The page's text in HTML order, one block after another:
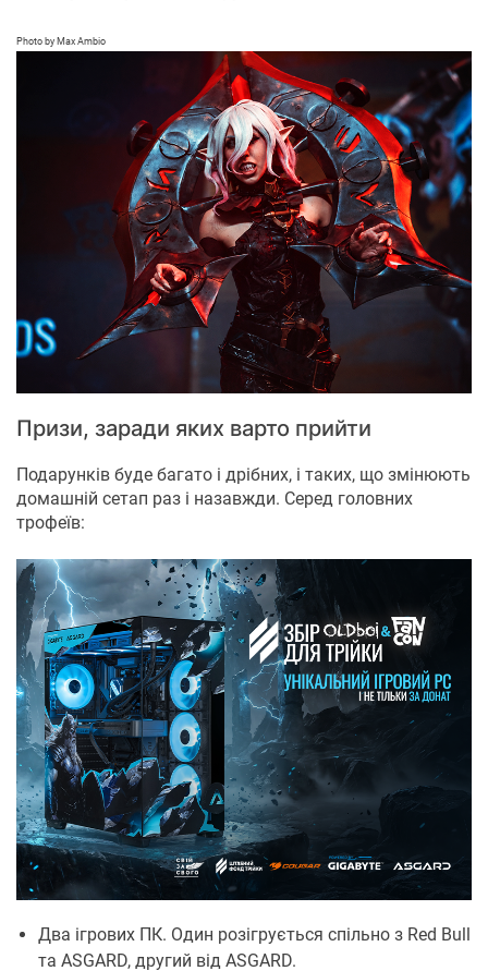
Photo by Max Ambio
Призи, заради яких варто прийти
Подарунків буде багато і дрібних, і таких, що змінюють
домашній сетап раз і назавжди. Серед головних
трофеїв:
Два ігрових ПК. Один розігрується спільно з Red Bull
та ASGARD, другий від ASGARD.